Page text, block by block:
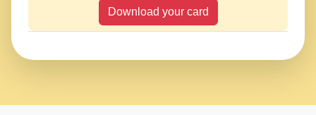
Download your card